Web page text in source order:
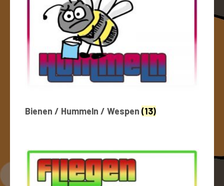
Bienen / Hummeln / Wespen (13)